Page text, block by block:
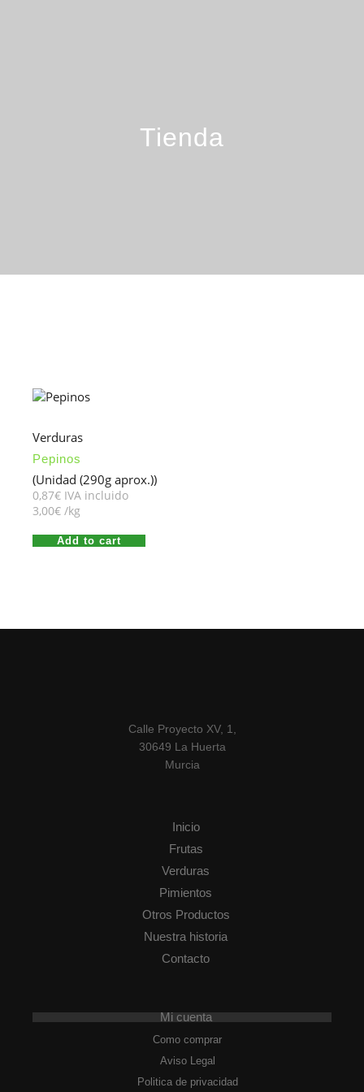
Tienda
Verduras
Pepinos
(Unidad (290g aprox.))
0,87€ IVA incluido
3,00€ /kg
Add to cart
Calle Proyecto XV, 1,
30649 La Huerta
Murcia
Inicio
Frutas
Verduras
Pimientos
Otros Productos
Nuestra historia
Contacto
Mi cuenta
Como comprar
Aviso Legal
Politica de privacidad